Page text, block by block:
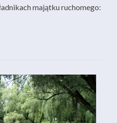
majątku ruchomego: